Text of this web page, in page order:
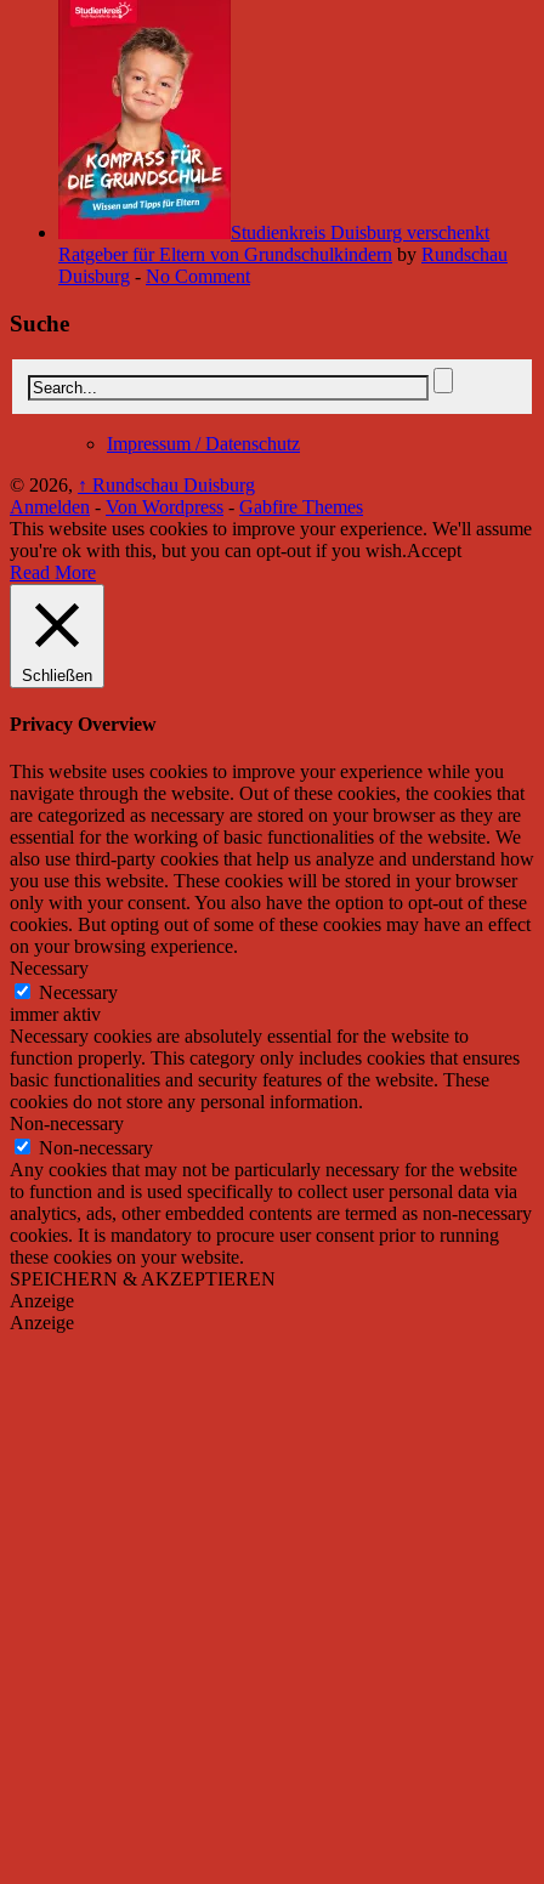
Studienkreis Duisburg verschenkt
Ratgeber für Eltern von Grundschulkindern by Rundschau
Duisburg - No Comment
Suche
Impressum / Datenschutz
© 2026, ↑ Rundschau Duisburg
Anmelden - Von Wordpress - Gabfire Themes
This website uses cookies to improve your experience. We'll assume
you're ok with this, but you can opt-out if you wish.Accept
Read More
Schließen
Privacy Overview
This website uses cookies to improve your experience while you
navigate through the website. Out of these cookies, the cookies that
are categorized as necessary are stored on your browser as they are
essential for the working of basic functionalities of the website. We
also use third-party cookies that help us analyze and understand how
you use this website. These cookies will be stored in your browser
only with your consent. You also have the option to opt-out of these
cookies. But opting out of some of these cookies may have an effect
on your browsing experience.
Necessary
Necessary
immer aktiv
Necessary cookies are absolutely essential for the website to
function properly. This category only includes cookies that ensures
basic functionalities and security features of the website. These
cookies do not store any personal information.
Non-necessary
Non-necessary
Any cookies that may not be particularly necessary for the website
to function and is used specifically to collect user personal data via
analytics, ads, other embedded contents are termed as non-necessary
cookies. It is mandatory to procure user consent prior to running
these cookies on your website.
SPEICHERN & AKZEPTIEREN
Anzeige
Anzeige